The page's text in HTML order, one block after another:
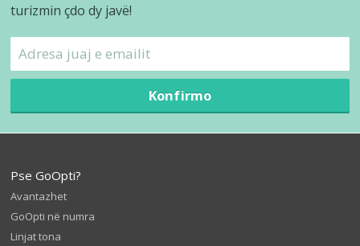
turizmin çdo dy javë!
Konfirmo
Pse GoOpti?
Avantazhet
GoOpti në numra
Linjat tona